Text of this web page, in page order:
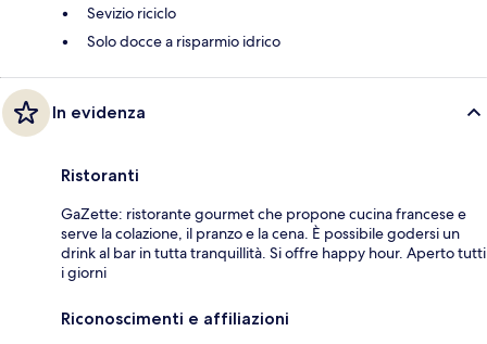
Sevizio riciclo
Solo docce a risparmio idrico
In evidenza
Ristoranti
GaZette: ristorante gourmet che propone cucina francese e
serve la colazione, il pranzo e la cena. È possibile godersi un
drink al bar in tutta tranquillità. Si offre happy hour. Aperto tutti
i giorni
Riconoscimenti e affiliazioni